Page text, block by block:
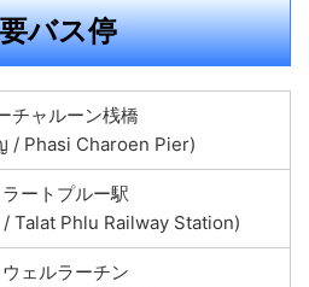
バス停
チャルーン桟橋
/ Phasi Charoen Pier)
ートプルー駅
Talat Phlu Railway Station)
ェルラーチン